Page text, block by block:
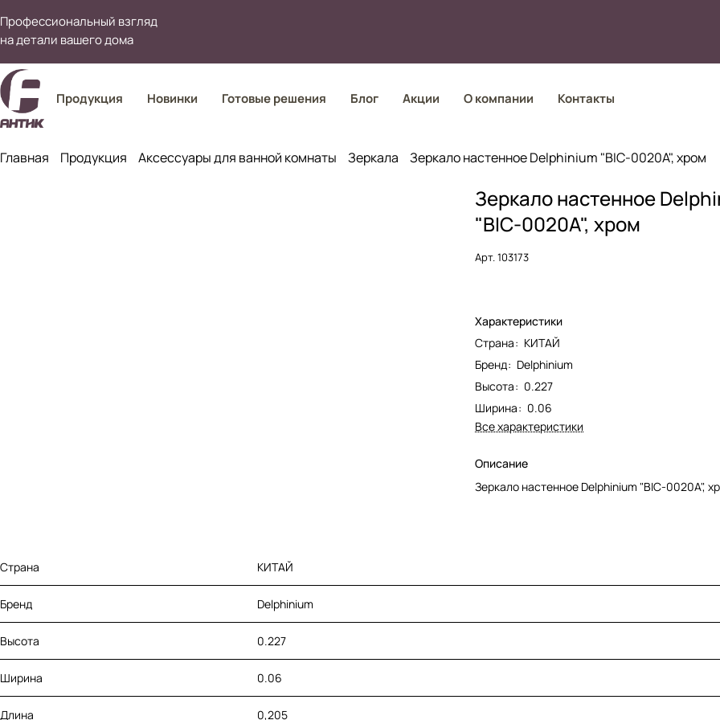
Профессиональный взгляд
на детали вашего дома
Продукция Новинки Готовые решения Блог Акции О компании Контакты
Главная Продукция Аксессуары для ванной комнаты Зеркала Зеркало настенное Delphinium "BIC-0020A", хром
Зеркало настенное
"BIC-0020A", хром
Арт.103173
Характеристики
Страна: КИТАЙ
Бренд: Delphinium
Высота: 0.227
Ширина: 0.06
Все характеристики
Описание
Зеркало настенное Delphinium "BIC-0020A",
Страна КИТАЙ
Бренд Delphinium
Высота 0.227
Ширина 0.06
Длина 0,205